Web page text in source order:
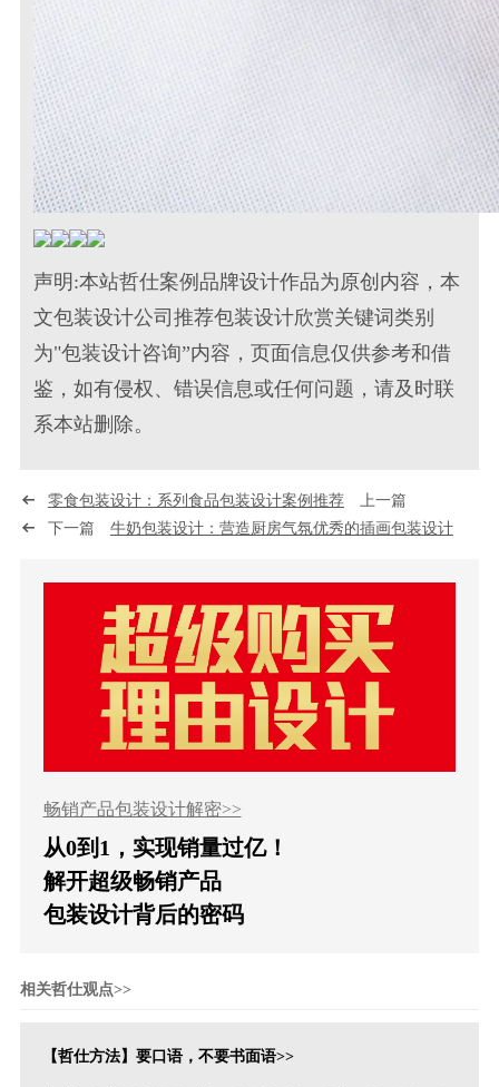
声明:本站哲仕案例品牌设计作品为原创内容，本
文包装设计公司推荐包装设计欣赏关键词类别
为"包装设计咨询”内容，页面信息仅供参考和借
鉴，如有侵权、错误信息或任何问题，请及时联
系本站删除。
零食包装设计：系列食品包装设计案例推荐上一篇
下一篇 牛奶包装设计：营造厨房气氛优秀的插画包装设计
畅销产品包装设计解密>>
从0到1，实现销量过亿！
解开超级畅销产品
包装设计背后的密码
相关哲仕观点>>
【哲仕方法】要口语，不要书面语>>